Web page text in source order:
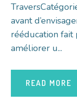
avant
rééducation
améliorer u...
READ MORE